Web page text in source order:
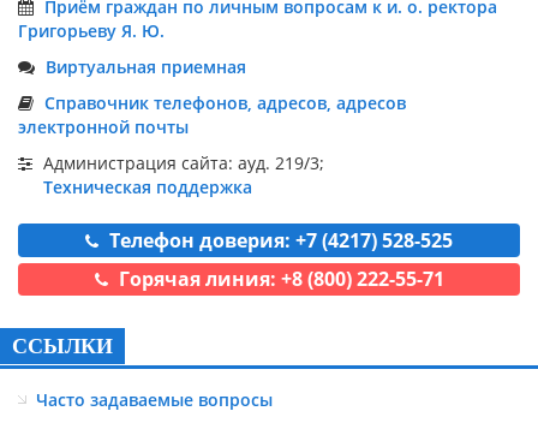
Приём граждан по личным вопросам к и. о. ректора
Григорьеву Я. Ю.
Виртуальная приемная
Справочник телефонов, адресов, адресов
электронной почты
Администрация сайта: ауд. 219/3;
Техническая поддержка
Телефон доверия: +7 (4217) 528-525
Горячая линия: +8 (800) 222-55-71
ССЫЛКИ
Часто задаваемые вопросы